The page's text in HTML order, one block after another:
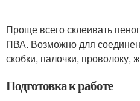
Проще всего склеивать
ПВА. Возможно для
скобки, палочки, проволоку,
Подготовка к работе